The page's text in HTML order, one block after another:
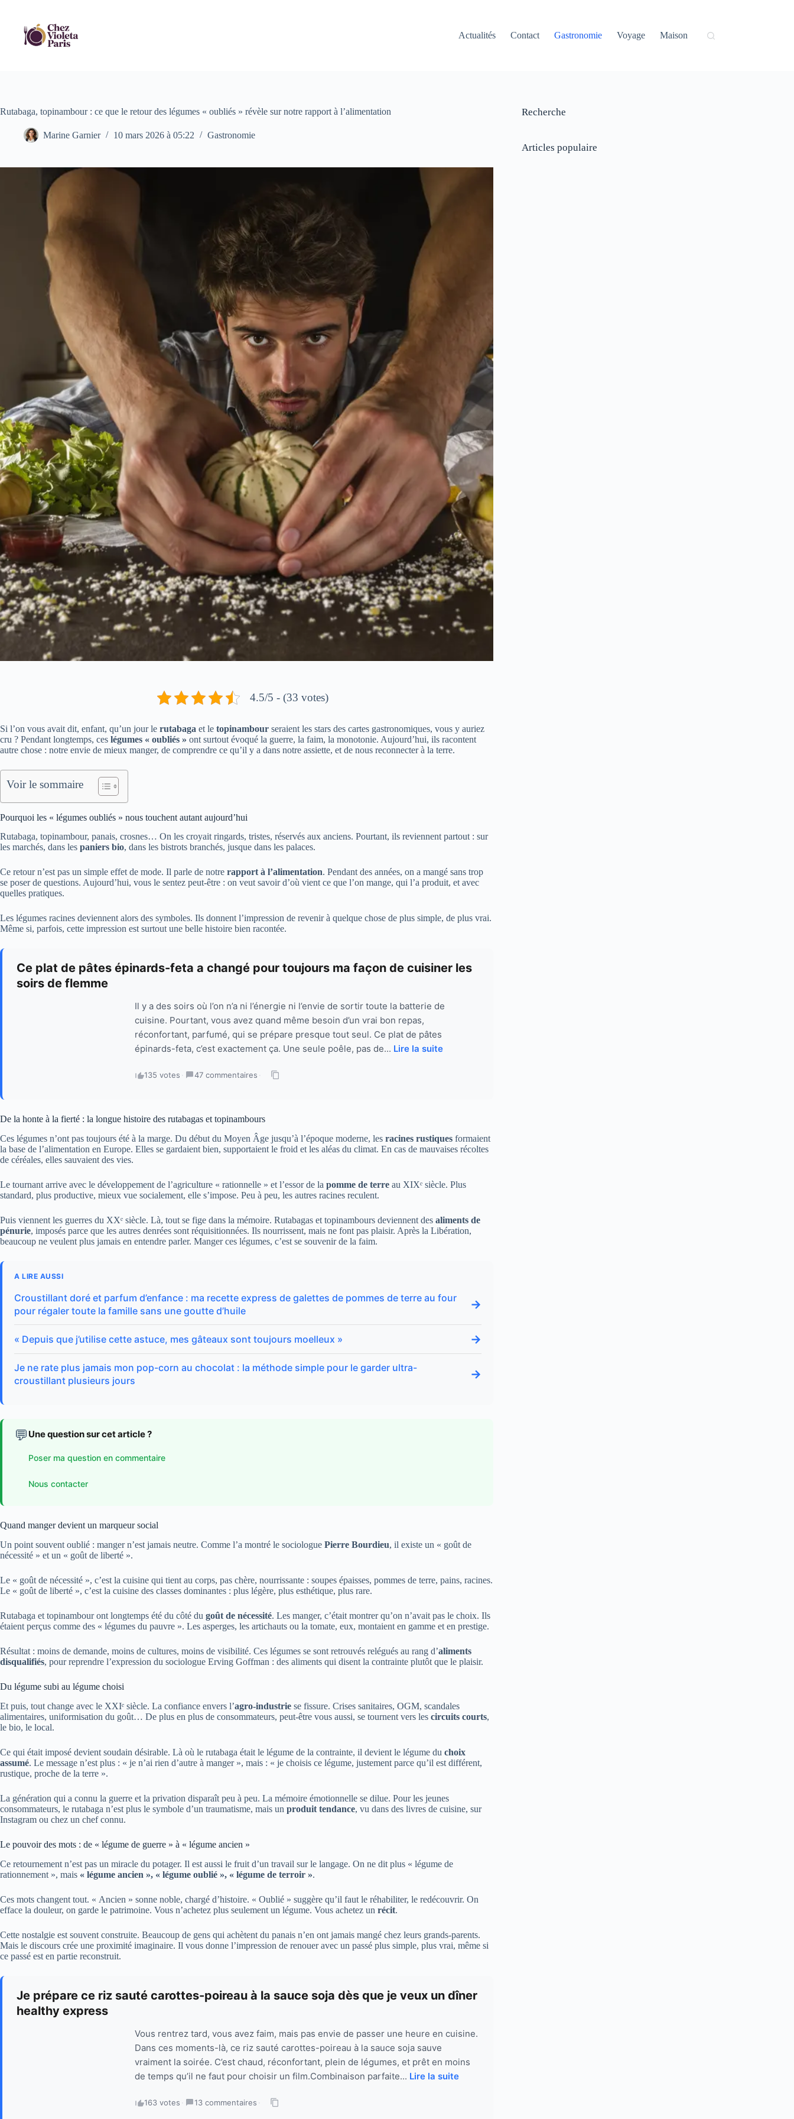
contenu
Actualités
Contact Gastronomie Voyage Maison
Rutabaga, topinambour : ce que le retour des légumes « oubliés » révèle sur notre rapport à l’alimentation
Marine Garnier 10 mars 2026 à 05:22 Gastronomie
4.5/5 - (33 votes)
Si l’on vous avait dit, enfant, qu’un jour le rutabaga et le topinambour seraient les stars des cartes gastronomiques, vous y auriez
cru ? Pendant longtemps, ces légumes « oubliés » ont surtout évoqué la guerre, la faim, la monotonie. Aujourd’hui, ils racontent
autre chose : notre envie de mieux manger, de comprendre ce qu’il y a dans notre assiette, et de nous reconnecter à la terre.
Voir le sommaire
Pourquoi les « légumes oubliés » nous touchent autant aujourd’hui
Rutabaga, topinambour, panais, crosnes… On les croyait ringards, tristes, réservés aux anciens. Pourtant, ils reviennent partout : sur
les marchés, dans les paniers bio, dans les bistrots branchés, jusque dans les palaces.
Ce retour n’est pas un simple effet de mode. Il parle de notre rapport à l’alimentation. Pendant des années, on a mangé sans trop
se poser de questions. Aujourd’hui, vous le sentez peut-être : on veut savoir d’où vient ce que l’on mange, qui l’a produit, et avec
quelles pratiques.
Les légumes racines deviennent alors des symboles. Ils donnent l’impression de revenir à quelque chose de plus simple, de plus vrai.
Même si, parfois, cette impression est surtout une belle histoire bien racontée.
Ce plat de pâtes épinards-feta a changé pour toujours ma façon de cuisiner les
soirs de flemme
Il y a des soirs où l’on n’a ni l’énergie ni l’envie de sortir toute la batterie de
cuisine. Pourtant, vous avez quand même besoin d’un vrai bon repas,
réconfortant, parfumé, qui se prépare presque tout seul. Ce plat de pâtes
épinards-feta, c’est exactement ça. Une seule poêle, pas de... Lire la suite
135 votes · 47 commentaires ·
De la honte à la fierté : la longue histoire des rutabagas et topinambours
Ces légumes n’ont pas toujours été à la marge. Du début du Moyen Âge jusqu’à l’époque moderne, les racines rustiques formaient
la base de l’alimentation en Europe. Elles se gardaient bien, supportaient le froid et les aléas du climat. En cas de mauvaises récoltes
de céréales, elles sauvaient des vies.
Le tournant arrive avec le développement de l’agriculture « rationnelle » et l’essor de la pomme de terre au XIXᵉ siècle. Plus
standard, plus productive, mieux vue socialement, elle s’impose. Peu à peu, les autres racines reculent.
Puis viennent les guerres du XXᵉ siècle. Là, tout se fige dans la mémoire. Rutabagas et topinambours deviennent des aliments de
pénurie, imposés parce que les autres denrées sont réquisitionnées. Ils nourrissent, mais ne font pas plaisir. Après la Libération,
beaucoup ne veulent plus jamais en entendre parler. Manger ces légumes, c’est se souvenir de la faim.
A LIRE AUSSI
Croustillant doré et parfum d’enfance : ma recette express de galettes de pommes de terre au four
pour régaler toute la famille sans une goutte d’huile
→
« Depuis que j’utilise cette astuce, mes gâteaux sont toujours moelleux » →
Je ne rate plus jamais mon pop-corn au chocolat : la méthode simple pour le garder ultra-
croustillant plusieurs jours
→
💬 Une question sur cet article ?
Poser ma question en commentaire
Nous contacter
Quand manger devient un marqueur social
Un point souvent oublié : manger n’est jamais neutre. Comme l’a montré le sociologue Pierre Bourdieu, il existe un « goût de
nécessité » et un « goût de liberté ».
Le « goût de nécessité », c’est la cuisine qui tient au corps, pas chère, nourrissante : soupes épaisses, pommes de terre, pains, racines.
Le « goût de liberté », c’est la cuisine des classes dominantes : plus légère, plus esthétique, plus rare.
Rutabaga et topinambour ont longtemps été du côté du goût de nécessité. Les manger, c’était montrer qu’on n’avait pas le choix. Ils
étaient perçus comme des « légumes du pauvre ». Les asperges, les artichauts ou la tomate, eux, montaient en gamme et en prestige.
Résultat : moins de demande, moins de cultures, moins de visibilité. Ces légumes se sont retrouvés relégués au rang d’aliments
disqualifiés, pour reprendre l’expression du sociologue Erving Goffman : des aliments qui disent la contrainte plutôt que le plaisir.
Du légume subi au légume choisi
Et puis, tout change avec le XXIᵉ siècle. La confiance envers l’agro-industrie se fissure. Crises sanitaires, OGM, scandales
alimentaires, uniformisation du goût… De plus en plus de consommateurs, peut-être vous aussi, se tournent vers les circuits courts,
le bio, le local.
Ce qui était imposé devient soudain désirable. Là où le rutabaga était le légume de la contrainte, il devient le légume du choix
assumé. Le message n’est plus : « je n’ai rien d’autre à manger », mais : « je choisis ce légume, justement parce qu’il est différent,
rustique, proche de la terre ».
La génération qui a connu la guerre et la privation disparaît peu à peu. La mémoire émotionnelle se dilue. Pour les jeunes
consommateurs, le rutabaga n’est plus le symbole d’un traumatisme, mais un produit tendance, vu dans des livres de cuisine, sur
Instagram ou chez un chef connu.
Le pouvoir des mots : de « légume de guerre » à « légume ancien »
Ce retournement n’est pas un miracle du potager. Il est aussi le fruit d’un travail sur le langage. On ne dit plus « légume de
rationnement », mais « légume ancien », « légume oublié », « légume de terroir ».
Ces mots changent tout. « Ancien » sonne noble, chargé d’histoire. « Oublié » suggère qu’il faut le réhabiliter, le redécouvrir. On
efface la douleur, on garde le patrimoine. Vous n’achetez plus seulement un légume. Vous achetez un récit.
Cette nostalgie est souvent construite. Beaucoup de gens qui achètent du panais n’en ont jamais mangé chez leurs grands-parents.
Mais le discours crée une proximité imaginaire. Il vous donne l’impression de renouer avec un passé plus simple, plus vrai, même si
ce passé est en partie reconstruit.
Je prépare ce riz sauté carottes-poireau à la sauce soja dès que je veux un dîner
healthy express
Vous rentrez tard, vous avez faim, mais pas envie de passer une heure en cuisine.
Dans ces moments-là, ce riz sauté carottes-poireau à la sauce soja sauve
vraiment la soirée. C’est chaud, réconfortant, plein de légumes, et prêt en moins
de temps qu’il ne faut pour choisir un film.Combinaison parfaite... Lire la suite
163 votes · 13 commentaires ·
Recherche
Articles populaire